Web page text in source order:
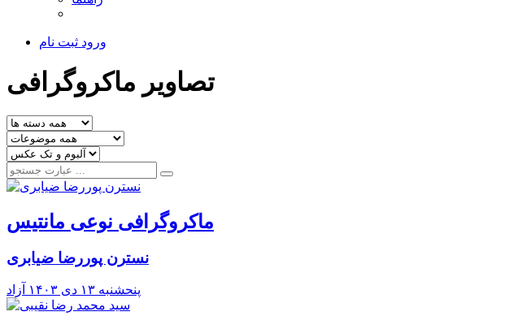
ورود ثبت نام
تصاویر ماکروگرافی
ماکروگرافی نوعی مانتیس
نسترن پوررضا ضیابری
پنحشنبه ۱۳ دی ۱۴۰۳ آزاد